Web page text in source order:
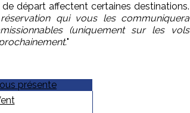
départ affectent certaines destinations.
qui vous les communiquera
(uniquement sur les vols
"